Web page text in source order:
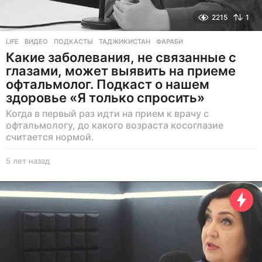
2215 1
LIFE ВИДЕО ,ПОДКАСТЫ ,ТАДЖИКИСТАН ,ФАРАБИ
Какие заболевания, не связанные с
глазами, может выявить на приеме
офтальмолог. Подкаст о нашем
здоровье «Я только спросить»
Когда в первый раз идти на прием к врачу с
офтальмологу, до какого возраста косоглазие
считается нормой.
5 лет назад
е
т
н
а